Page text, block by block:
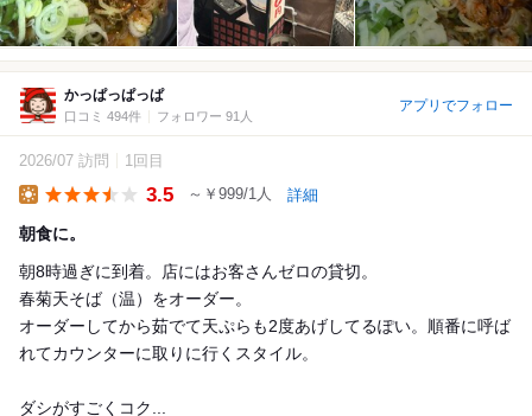
かっぱっぱっぱ
口コミ 494件 フォロワー 91人
アプリでフォロー
2026/07 訪問 1回目
3.5 ～￥999/1人 詳細
朝食に。
朝8時過ぎに到着。店にはお客さんゼロの貸切。
春菊天そば（温）をオーダー。
オーダーしてから茹でて天ぷらも2度あげしてるぽい。順番に呼ば
れてカウンターに取りに行くスタイル。
ダシがすごくコク...